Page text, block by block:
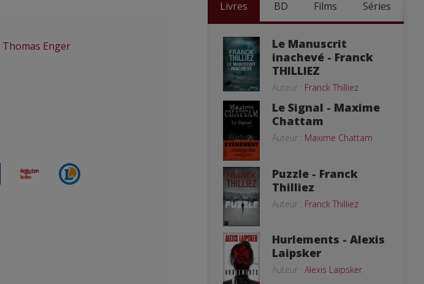
Thomas Enger
Livres BD Films Séries
Le Manuscrit
inachevé - Franck
THILLIEZ
Auteur : Franck Thilliez
Le Signal - Maxime
Chattam
Auteur : Maxime Chattam
Puzzle - Franck
Thilliez
Auteur : Franck Thilliez
Hurlements - Alexis
Laipsker
Auteur : Alexis Laipsker